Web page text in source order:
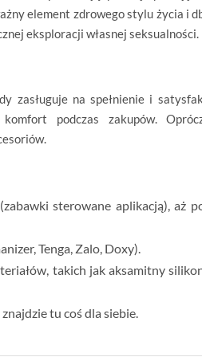
element zdrowego stylu życia i
eksploracji własnej seksualności.
zasługuje na spełnienie i
podczas zakupów.
sterowane aplikacją), aż
Tenga, Zalo, Doxy).
takich jak aksamitny
tu coś dla siebie.